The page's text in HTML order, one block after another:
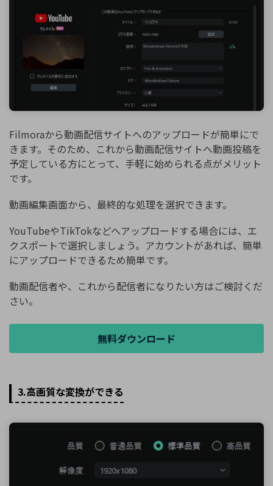
Filmoraから動画配信サイトへのアップロードが簡単にで
きます。そのため、これから動画配信サイトへ動画投稿を
予定している方にとって、手軽に始められる点がメリット
です。
動画編集画面から、最終的な処理を選択できます。
YouTubeやTikTokなどへアップロードする場合には、エ
クスポートで選択しましょう。アカウントがあれば、簡単
にアップロードできるため簡単です。
動画配信者や、これから配信者になりたい方はご検討くだ
さい。
無料ダウンロード
3.高画質な変換ができる